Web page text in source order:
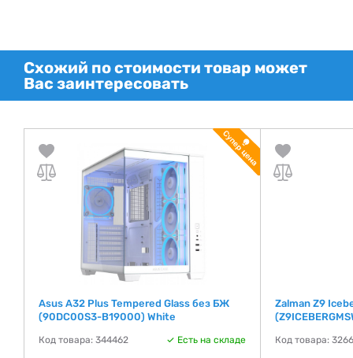
Схожий по стоимости товар может
Вас заинтересовать
Asus A32 Plus Tempered Glass без БЖ
(90DC00S3-B19000) White
Код товара: 344462 Есть на складе
Zalman Z9
Код товара: